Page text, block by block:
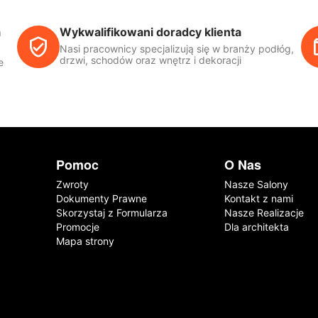
Wykwalifikowani doradcy klienta
Nasi pracownicy specjalizują się w branży podłóg,
drzwi, schodów oraz wnętrz i dekoracji
Pomoc
Zwroty
Dokumenty Prawne
Skorzystaj z Formularza
Promocje
Mapa strony
O Nas
Nasze Salony
Kontakt z nami
Nasze Realizacje
Dla architekta